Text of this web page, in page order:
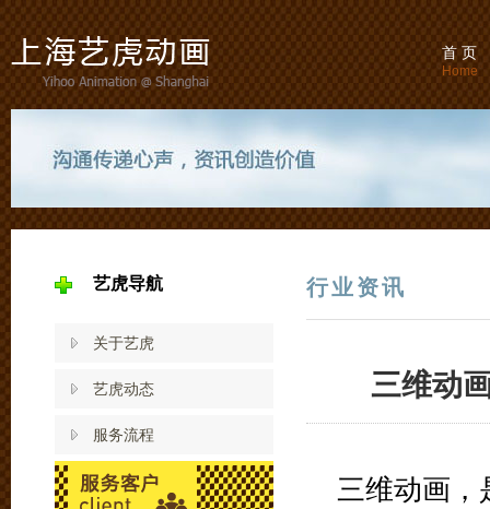
首 页
Home
艺虎导航
关于艺虎
艺虎动态
服务流程
行业资讯
三维动
三维动画，